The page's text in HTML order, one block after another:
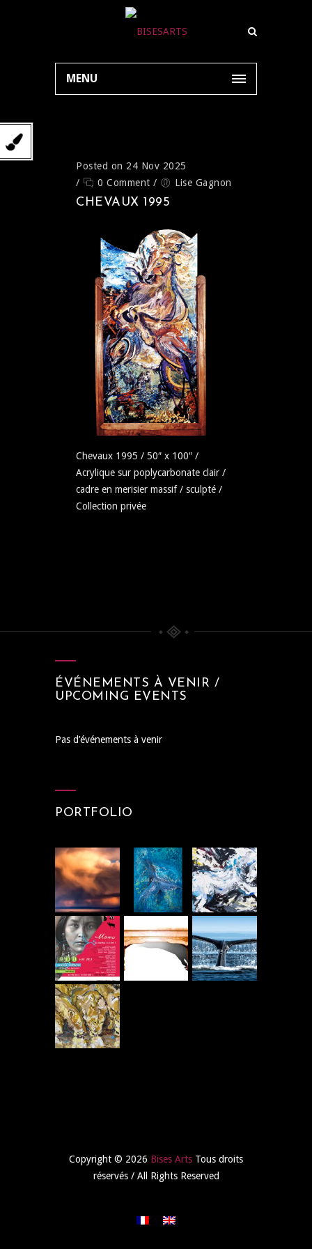
MENU
Posted on 24 Nov 2025
/
0 Comment / Lise Gagnon
CHEVAUX 1995
Chevaux 1995 / 50″ x 100″ /
Acrylique sur poplycarbonate clair /
cadre en merisier massif / sculpté /
Collection privée
ÉVÉNEMENTS À VENIR /
UPCOMING EVENTS
Pas d’événements à venir
PORTFOLIO
Copyright © 2026 Bises Arts Tous droits
réservés / All Rights Reserved